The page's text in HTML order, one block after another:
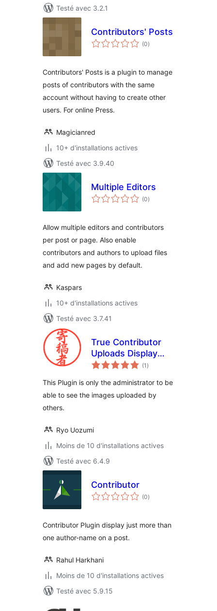
Testé avec 3.2.1
Contributors' Posts
(0notes
en
)
Contributors' Posts is a plugin to manage
posts of contributors with the same
account without having to create other
users. For online Press.
Magicianred
10+ d'installations actives
Testé avec 3.9.40
Multiple Editors
(0notes
en
)
Allow multiple editors and contributors
per post or page. Also enable
contributors and authors to upload files
and add new pages by default.
Kaspars
10+ d'installations actives
Testé avec 3.7.41
True Contributor
Uploads Display
Administrator
(1 notes
en
)
This Plugin is only the administrator to be
able to see the images uploaded by
others.
Ryo Uozumi
Moins de 10 d'installations actives
Testé avec 6.4.9
Contributor
(0notes
en
)
Contributor Plugin display just more than
one author-name on a post.
Rahul Harkhani
Moins de 10 d'installations actives
Testé avec 5.9.15